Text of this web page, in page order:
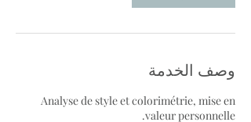
وصف الخدمة
Analyse de style et colorimétrie, mise en